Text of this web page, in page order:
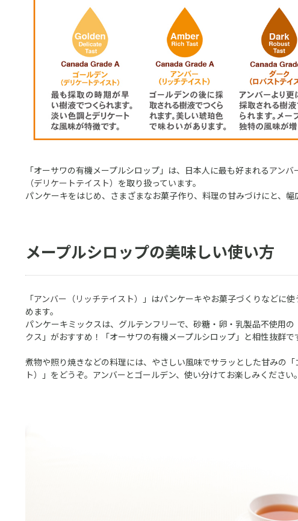
「オーサワの有機メープルシロップ」は、日本人に最も好まれるアンバ
（デリケートテイスト） を取り扱っています。
パンケーキをはじめ、さまざまなお菓子作り、料理の甘みづけにと、幅
メープルシロップの美味しい使い方
「アンバー（リッチテイスト）
」はパンケーキやお菓子づくりなどに
めます。
パンケーキミックスは、グルテンフリーで、砂糖・卵・乳製品不使用の
クス 」がおすすめ！「オーサワの有機メープルシロップ」と相性抜群で
煮物や照り焼きなどの料理には、やさしい風味でサラッとした甘みの「
ト）
」をどうぞ。アンバーとゴールデン、使い分けてお楽しみください。